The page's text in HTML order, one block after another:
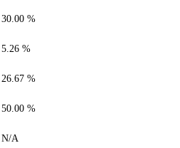
30.00 %
5.26 %
26.67 %
50.00 %
N/A